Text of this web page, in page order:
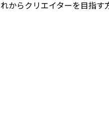
れからクリエイターを目指す